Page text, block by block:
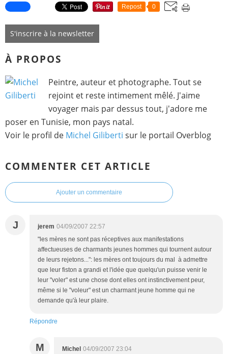
Repost 0
S'inscrire à la newsletter
À PROPOS
Peintre, auteur et photographe. Tout se
rejoint et reste intimement mêlé. J'aime
voyager mais par dessus tout, j'adore me
poser en Tunisie, mon pays natal.
Voir le profil de Michel Giliberti sur le portail Overblog
COMMENTER CET ARTICLE
Ajouter un commentaire
J jerem 04/09/2007 22:57
"les mères ne sont pas réceptives aux manifestations
affectueuses de charmants jeunes hommes qui tournent autour
de leurs rejetons...": les mères ont toujours du mal à admettre
que leur fiston a grandi et l'idée que quelqu'un puisse venir le
leur "voler" est une chose dont elles ont instinctivement peur,
même si le "voleur" est un charmant jeune homme qui ne
demande qu'à leur plaire.
Répondre
M Michel 04/09/2007 23:04